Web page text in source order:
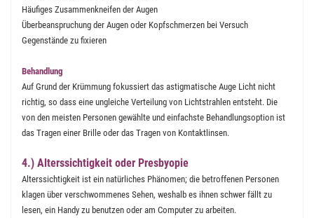
Häufiges Zusammenkneifen der Augen
Überbeanspruchung der Augen oder Kopfschmerzen bei Versuch
Gegenstände zu fixieren
Behandlung
Auf Grund der Krümmung fokussiert das astigmatische Auge Licht nicht
richtig, so dass eine ungleiche Verteilung von Lichtstrahlen entsteht. Die
von den meisten Personen gewählte und einfachste Behandlungsoption ist
das Tragen einer Brille oder das Tragen von Kontaktlinsen.
4.) Alterssichtigkeit oder Presbyopie
Alterssichtigkeit ist ein natürliches Phänomen; die betroffenen Personen
klagen über verschwommenes Sehen, weshalb es ihnen schwer fällt zu
lesen, ein Handy zu benutzen oder am Computer zu arbeiten.